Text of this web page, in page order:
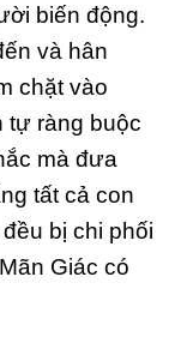
biến động.
và hân
chặt vào
tự ràng buộc
mà đưa
tất cả con
bị chi phối
Giác có